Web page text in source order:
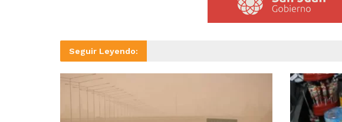
Seguir Leyendo: